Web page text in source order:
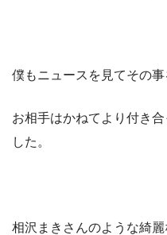
僕もニュースを見てその事
お相手はかねてより付き
した。
相沢まきさんのような綺